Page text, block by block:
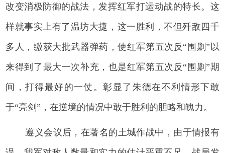
改变消极防御的战法，发挥红军打运动战的特长。这
样就事实上有了温坊大捷，这一胜利，不但歼敌四千
多人，缴获大批武器弹药，使红军第五次反“围剿”以
来得到了最大一次补充，也是红军第五次反“围剿”期
间，打得最好的一仗。彰显了朱德在不利情形下敢
于“亮剑”，在逆境的情况中敢于胜利的胆略和魄力。
遵义会议后，在著名的土城作战中，由于情报有